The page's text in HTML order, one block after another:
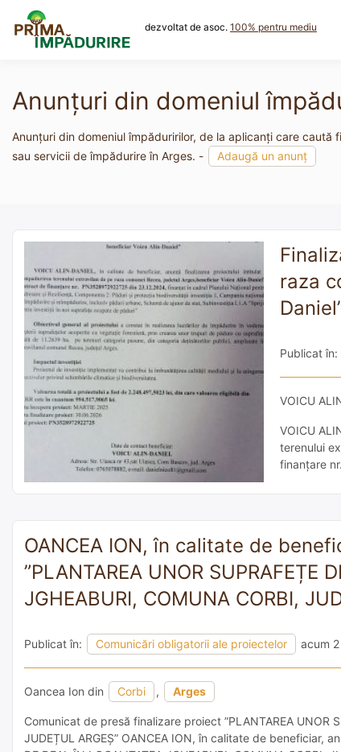
content
dezvoltat de asoc. 100% pentru mediu
Anunțuri din domeniul
Anunțuri din domeniul împăduririlor, de la aplicanți care
sau servicii de împădurire în Arges. -
Adaugă un anunț
raza
Publicat în:
VOICU
VOICU
terenului
finanțare
OANCEA ION, în calitate de
”PLANTAREA UNOR SUPRAFEȚE
JGHEABURI, COMUNA CORBI,
Publicat în: Comunicări obligatorii ale proiectelor acum
Oancea Ion din Corbi , Arges
Comunicat de presă finalizare proiect ”PLANTAREA UNOR
JUDEȚUL ARGEȘ” OANCEA ION, în calitate de beneficiar,